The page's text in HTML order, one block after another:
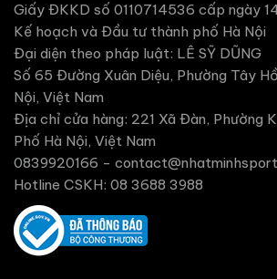
Giấy ĐKKD số 0110714536 cấp ngày
Kế hoạch và Đầu tư thành phố Hà Nội
Đại diện theo pháp luật: LÊ SỸ DŨNG
Số 65 Đường Xuân Diệu, Phường Tây
Nội, Việt Nam
Địa chỉ cửa hàng: 221 Xã Đàn, Phường
Phố Hà Nội, Việt Nam
0839920166 -
Hotline CSKH: 08 3688 3988